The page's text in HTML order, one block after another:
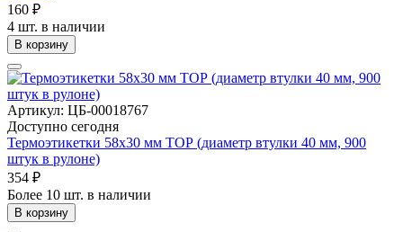
160 ₽
4 шт. в наличии
В корзину
Артикул: ЦБ-00018767
Доступно сегодня
Термоэтикетки 58х30 мм ТОР (диаметр втулки 40 мм, 900
штук в рулоне)
354 ₽
Более 10 шт. в наличии
В корзину